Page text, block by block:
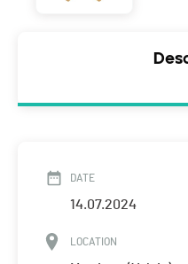
DATE
14.07.2024
LOCATION